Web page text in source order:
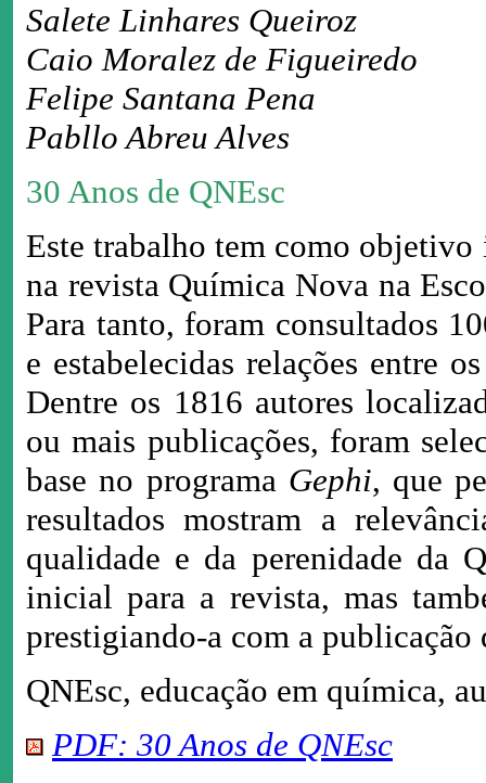
Salete Linhares Queiroz
Caio Moralez de Figueiredo
Felipe Santana Pena
Pabllo Abreu Alves
30 Anos de QNEsc
Este trabalho tem como
na revista Química Nova na
Para tanto, foram consultados
e estabelecidas relações entre
Dentre os 1816 autores
ou mais publicações, foram
base no programa Gephi, que
resultados mostram a
qualidade e da perenidade da
inicial para a revista, mas
prestigiando-a com a publicação
QNEsc, educação em química,
PDF: 30 Anos de QNEsc